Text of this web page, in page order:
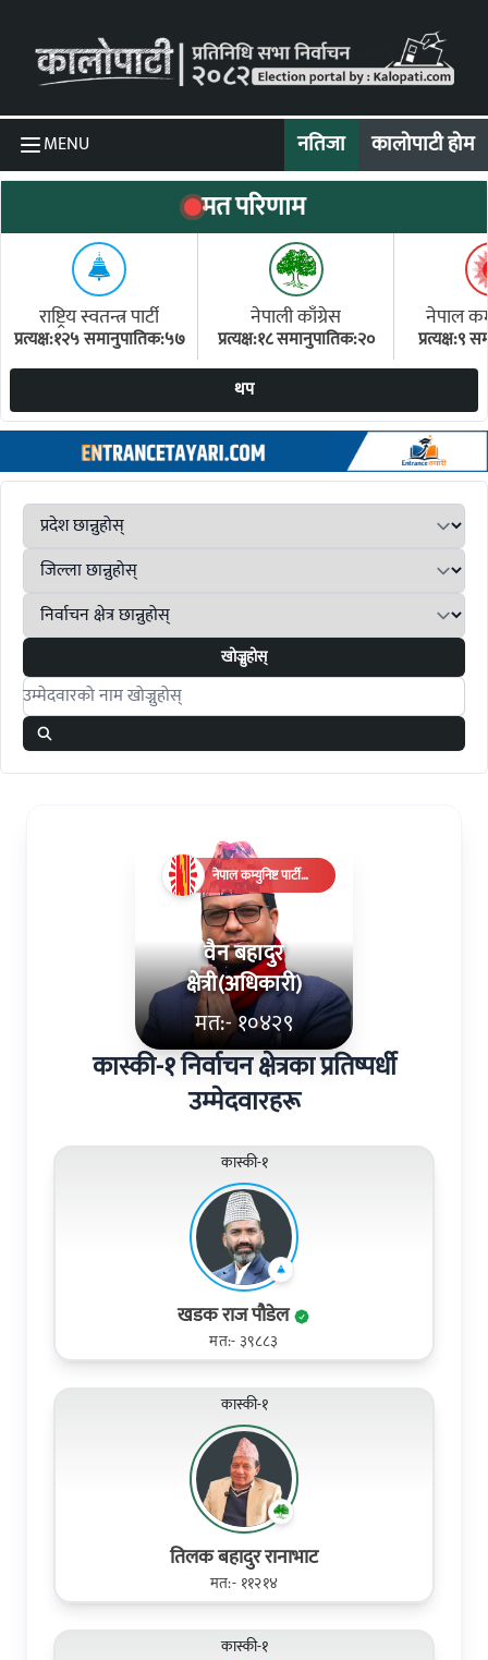
MENU नतिजा कालोपाटी होम
मत परिणाम
राष्ट्रिय स्वतन्त्र पार्टी
प्रत्यक्ष:१२५ समानुपातिक:५७
नेपाली काँग्रेस
प्रत्यक्ष:१८ समानुपातिक:२०
नेपाल
प्रत्यक्ष:९
थप
खोज्नुहोस्
Search candidates
वैन बहादुर
क्षेत्री(अधिकारी)
मत:- १०४२९
नेपाल कम्युनिष्ट पार्टी
(एमाले)
कास्की-१ निर्वाचन क्षेत्रका प्रतिष्पर्धी
उम्मेदवारहरू
कास्की-१
खडक राज पौडेल
मत:- ३९८८३
कास्की-१
तिलक बहादुर रानाभाट
मत:- ११२१४
कास्की-१